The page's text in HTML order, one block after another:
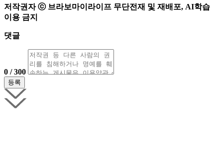
저작권자 ⓒ 브라보마이라이프 무단전재 및 재배포, AI학습
이용 금지
댓글
0 / 300